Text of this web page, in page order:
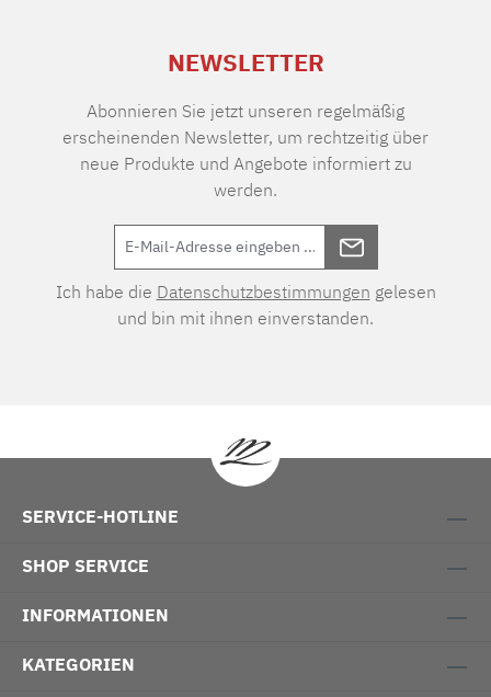
NEWSLETTER
Abonnieren Sie jetzt unseren regelmäßig
erscheinenden Newsletter, um rechtzeitig über
neue Produkte und Angebote informiert zu
werden.
Ich habe die Datenschutzbestimmungen gelesen
und bin mit ihnen einverstanden.
SERVICE-HOTLINE
SHOP SERVICE
INFORMATIONEN
KATEGORIEN